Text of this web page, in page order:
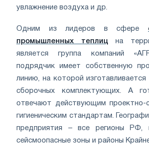
увлажнение воздуха и др.
Одним из лидеров в сфере
промышленных теплиц на
является группа компаний
подрядчик имеет собственную
линию, на которой
сборочных комплектующих. А
отвечают действующим проектно-
гигиеническим стандартам.
предприятия – все регионы РФ,
сейсмоопасные зоны и районы